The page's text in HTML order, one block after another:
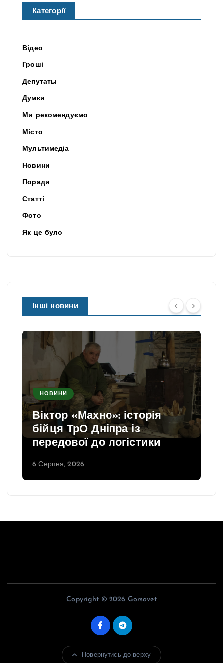
Категорії
Відео
Гроші
Депутаты
Думки
Ми рекомендуємо
Місто
Мультимедіа
Новини
Поради
Статті
Фото
Як це було
Інші новини
НОВИНИ
Віктор «Махно»: історія
бійця ТрО Дніпра із
передової до логістики
6 Серпня, 2026
Copyright © 2026 Gorsovet
Повернутись до верху